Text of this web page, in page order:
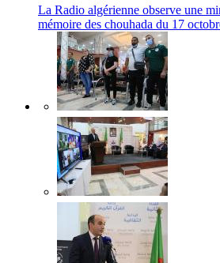
La Radio algérienne observe une
mémoire des chouhada du 17